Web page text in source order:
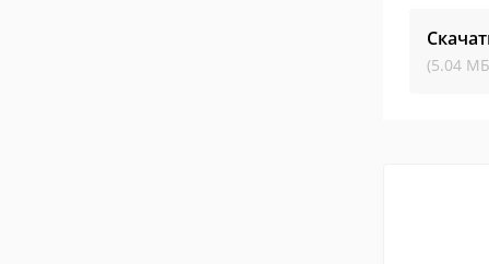
(5.04